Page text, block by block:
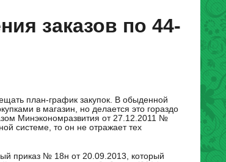
заказов по 44-
план-график закупок. В обыденной
в магазин, но делается это гораздо
Минэкономразвития от 27.12.2011 №
системе, то он не отражает тех
приказ № 18н от 20.09.2013, который